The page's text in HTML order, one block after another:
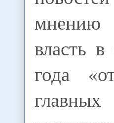
мнению
власть
года